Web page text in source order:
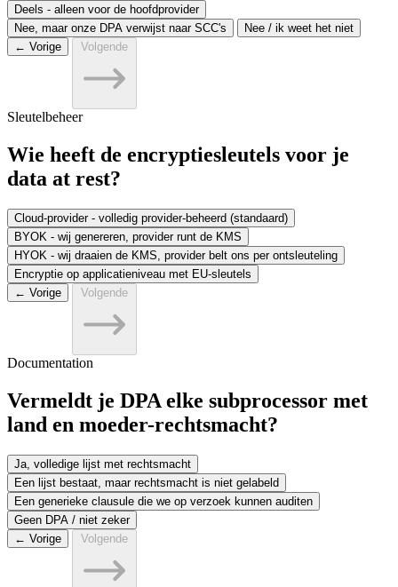
Deels - alleen voor de hoofdprovider
Nee, maar onze DPA verwijst naar SCC's
Nee / ik weet het niet
← Vorige
Volgende
Sleutelbeheer
Wie heeft de encryptiesleutels voor je
data at rest?
Cloud-provider - volledig provider-beheerd (standaard)
BYOK - wij genereren, provider runt de KMS
HYOK - wij draaien de KMS, provider belt ons per ontsleuteling
Encryptie op applicatieniveau met EU-sleutels
← Vorige
Volgende
Documentation
Vermeldt je DPA elke subprocessor met
land en moeder-rechtsmacht?
Ja, volledige lijst met rechtsmacht
Een lijst bestaat, maar rechtsmacht is niet gelabeld
Een generieke clausule die we op verzoek kunnen auditen
Geen DPA / niet zeker
← Vorige
Volgende